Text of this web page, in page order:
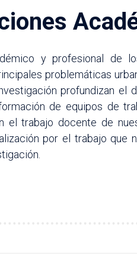
y profesional de
problemáticas
profundizan el
de equipos de
el trabajo docente de
por el trabajo que